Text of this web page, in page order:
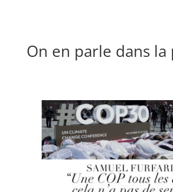
On en parle dans la